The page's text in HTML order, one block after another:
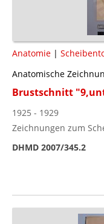
Anatomie |
Anatomische
Brustschnitt
1925 - 1929
Zeichnungen zum
DHMD 2007/345.2